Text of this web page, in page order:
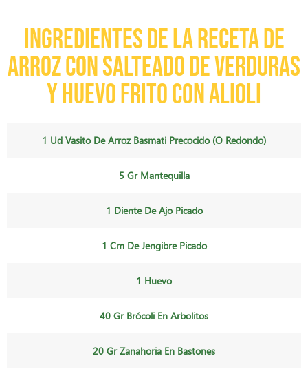
Ingredientes de la receta de
Arroz con salteado de Verduras
y Huevo Frito con Alioli
1 Ud Vasito De Arroz Basmati Precocido (o Redondo)
5 Gr Mantequilla
1 Diente De Ajo Picado
1 Cm De Jengibre Picado
1 Huevo
40 Gr Brócoli En Arbolitos
20 Gr Zanahoria En Bastones